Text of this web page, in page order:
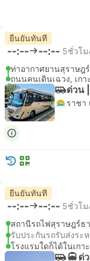
ยืนยันทันที
--:-- --:-- 5ชั่วโ
ท่าอากาศยานสุราษฎ
ถนนคนเดินเฉวง, เกา
ด่วน
ราชา
ยืนยันทันที
--:-- --:-- 5ชั่วโม
สถานีรถไฟสุราษฎร์ธ
รับประกันรถรับส่งระ
โรงแรมใดก็ได้ในเกา
ด่